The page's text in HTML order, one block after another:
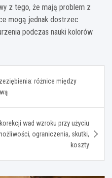
z tego, że mają problem z
mogą jednak dostrzec
podczas nauki kolorów
różnice między
wad wzroku przy użyciu
ograniczenia, skutki,
koszty